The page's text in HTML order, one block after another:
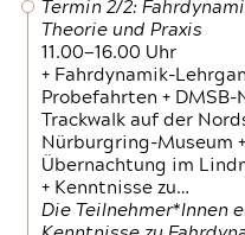
Termin 2/2:
Theorie und Praxis
11.00—16.00 Uhr
+ Fahrdynamik-
Probefahrten +
Trackwalk auf der
Nürburgring-Museum
Übernachtung im
+ Kenntnisse zu…
Die Teilnehmer*Innen